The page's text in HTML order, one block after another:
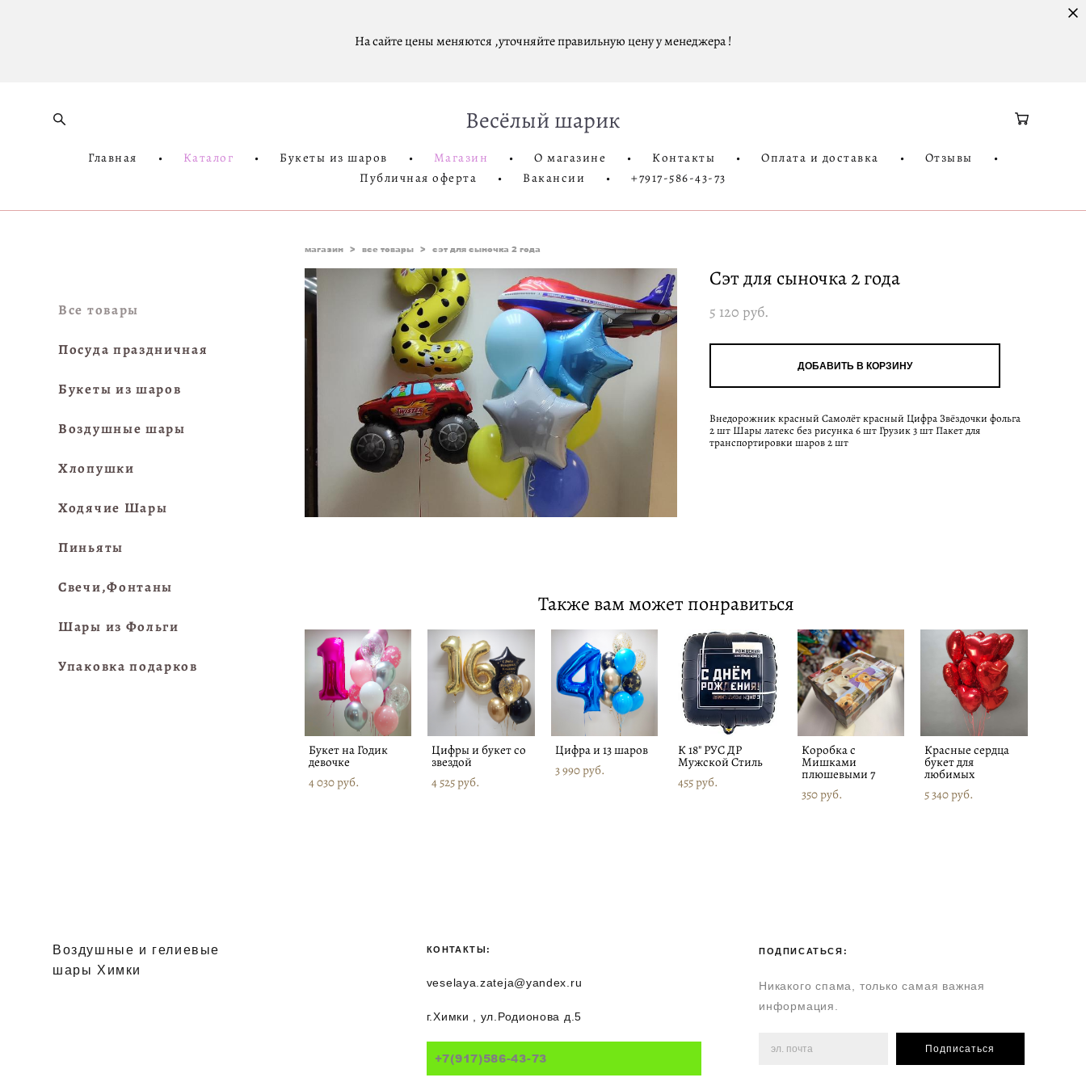
На сайте цены меняются ,уточняйте правильную цену у менеджера !
Весёлый шарик
Главная • Каталог • Букеты из шаров • Магазин • О магазине • Контакты • Оплата и доставка • Отзывы
•
Публичная оферта
• Вакансии • +7917-586-43-73
Все товары
Посуда праздничная
Букеты из шаров
Воздушные шары
Хлопушки
Ходячие Шары
Пиньяты
Свечи,Фонтаны
Шары из Фольги
Упаковка подарков
магазин > все товары > сэт для сыночка 2 года
Сэт для сыночка 2 года
5 120 pуб.
ДОБАВИТЬ В КОРЗИНУ
Внедорожник красный Самолёт красный Цифра Звёздочки фольга
2 шт Шары латекс без рисунка 6 шт Грузик 3 шт Пакет для
транспортировки шаров 2 шт
Также вам может понравиться
Букет на Годик
девочке
4 030 pуб.
Цифры и букет со
звездой
4 525 pуб.
Цифра и 13 шаров
3 990 pуб.
К 18" РУС ДР
Мужской Стиль
455 pуб.
Коробка с
Мишками
плюшевыми 7
350 pуб.
Красные сердца
букет для
любимых
5 340 pуб.
Воздушные и гелиевые
шары Химки
КОНТАКТЫ:
veselaya.zateja@yandex.ru
г.Химки , ул.Родионова д.5
+7(917)586-43-73
ПОДПИСАТЬСЯ:
Никакого спама, только самая важная
информация.
Подписаться